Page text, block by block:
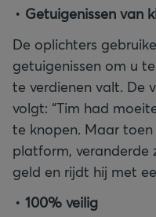
Getuigenissen van
De oplichters
getuigenissen om u
te verdienen valt. De
volgt: “Tim had
te knopen. Maar
platform, veranderde
geld en rijdt hij met
100% veilig